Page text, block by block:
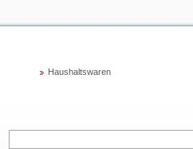
Haushaltswaren